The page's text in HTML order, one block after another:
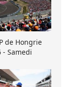
de Hongrie
- Samedi